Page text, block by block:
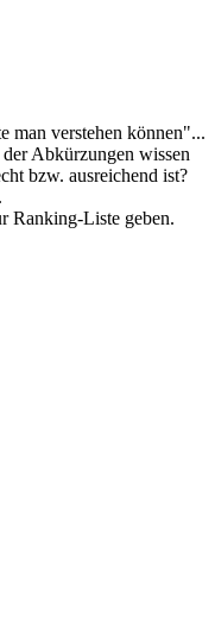
man verstehen können"...
Abkürzungen wissen
bzw. ausreichend ist?
Ranking-Liste geben.